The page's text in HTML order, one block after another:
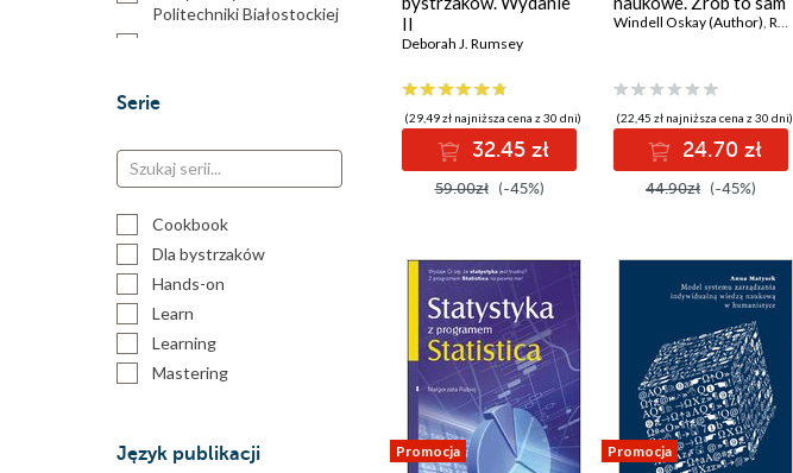
Politechniki Białostockiej
Wydawnictwo Horyzont
Wydawnictwo
Uniwersytetu Śląskiego
Serie
Cookbook
Dla bystrzaków
Hands-on
Learn
Learning
Mastering
Tajemnice grafologii
Język publikacji
II
Deborah J. Rumsey
(29,49 zł najniższa cena z 30 dni)
32.45 zł
59.00zł (-45%)
Windell Oskay (Author), Raymond Barrett (Contributor)
(22,45 zł najniższa cena z 30 dni)
24.70 zł
44.90zł (-45%)
Promocja Promocja